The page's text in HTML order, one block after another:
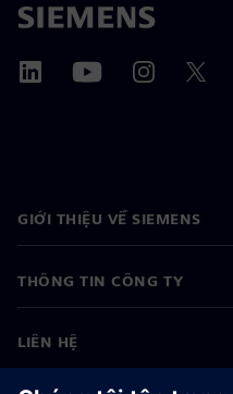
GIỚI THIỆU VỀ SIEMENS
THÔNG TIN CÔNG TY
LIÊN HỆ